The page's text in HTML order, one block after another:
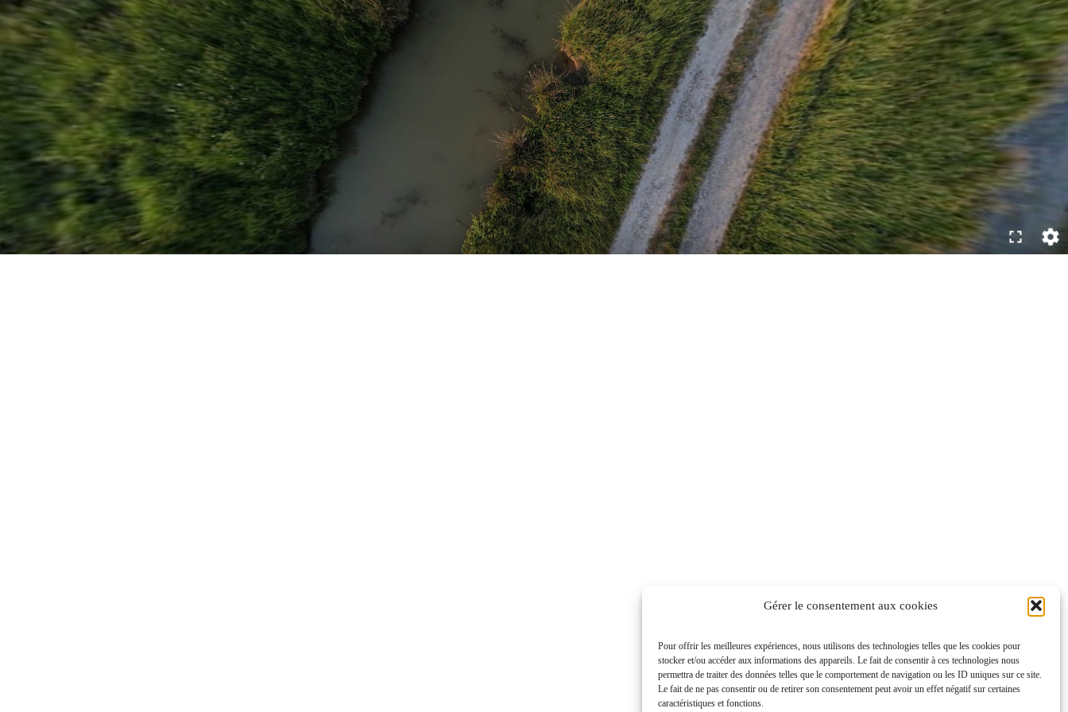
Gérer le consentement aux cookies
Pour offrir les meilleures expériences, nous utilisons des technologies telles que les cookies pour
stocker et/ou accéder aux informations des appareils. Le fait de consentir à ces technologies nous
permettra de traiter des données telles que le comportement de navigation ou les ID uniques sur ce site.
Le fait de ne pas consentir ou de retirer son consentement peut avoir un effet négatif sur certaines
caractéristiques et fonctions.